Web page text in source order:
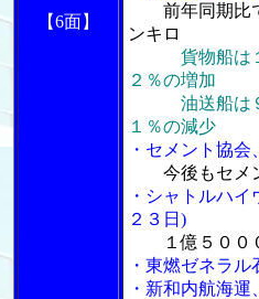
【6面】
前年同期比
ンキロ
貨物船は
２％の増加
油送船は９
１％の減少
・セメント協
今後もセメ
・シャトルハ
２３日)
１億５０
・東燃ゼネラ
・新和内航海